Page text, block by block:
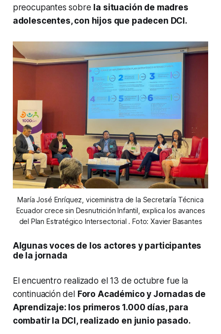
preocupantes sobre la situación de madres
adolescentes, con hijos que padecen DCI.
María José Enríquez, viceministra de la Secretaría Técnica
Ecuador crece sin Desnutrición Infantil, explica los avances
del Plan Estratégico Intersectorial . Foto: Xavier Basantes
Algunas voces de los actores y participantes
de la jornada
El encuentro realizado el 13 de octubre fue la
continuación del Foro Académico y Jornadas de
Aprendizaje: los primeros 1.000 días, para
combatir la DCI, realizado en junio pasado.